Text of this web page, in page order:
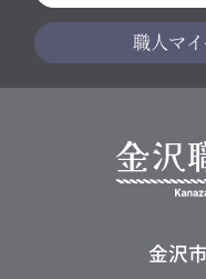
職人マ
金沢